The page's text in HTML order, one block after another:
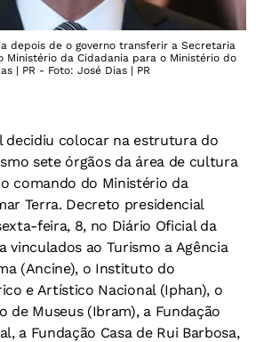
depois de o governo transferir a Secretaria
Ministério da Cidadania para o Ministério do
| PR - Foto: José Dias | PR
decidiu colocar na estrutura do
sete órgãos da área de cultura
comando do Ministério da
Terra. Decreto presidencial
feira, 8, no Diário Oficial da
vinculados ao Turismo a Agência
(Ancine), o Instituto do
e Artístico Nacional (Iphan), o
de Museus (Ibram), a Fundação
a Fundação Casa de Rui Barbosa,